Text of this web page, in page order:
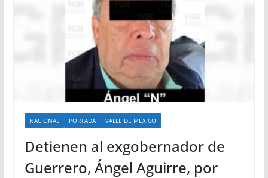
NACIONAL PORTADA VALLE DE MÉXICO
Detienen al exgobernador de
Guerrero, Ángel Aguirre, por